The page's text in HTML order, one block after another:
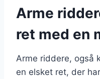
Arme
ret med en
Arme riddere, også
en elsket ret, der